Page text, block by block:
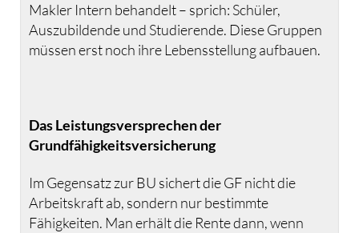
Makler Intern behandelt – sprich: Schüler,
Auszubildende und Studierende. Diese Gruppen
müssen erst noch ihre Lebensstellung aufbauen.
Das Leistungsversprechen der
Grundfähigkeitsversicherung
Im Gegensatz zur BU sichert die GF nicht die
Arbeitskraft ab, sondern nur bestimmte
Fähigkeiten. Man erhält die Rente dann, wenn